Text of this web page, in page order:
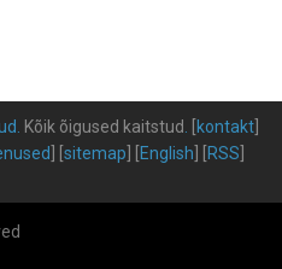
Kõik õigused kaitstud kontakt
sitemap English RSS